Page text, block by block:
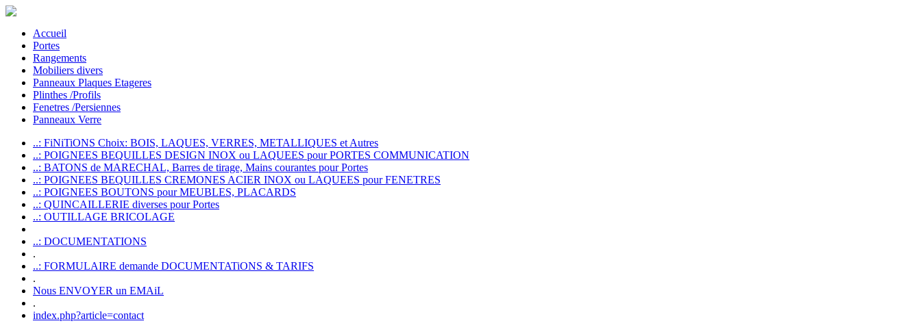
Accueil
Portes
Rangements
Mobiliers divers
Panneaux Plaques Etageres
Plinthes /Profils
Fenetres /Persiennes
Panneaux Verre
..: FiNiTiONS Choix: BOIS, LAQUES, VERRES, METALLIQUES et Autres
..: POIGNEES BEQUILLES DESIGN INOX ou LAQUEES pour PORTES COMMUNICATION
..: BATONS de MARECHAL, Barres de tirage, Mains courantes pour Portes
..: POIGNEES BEQUILLES CREMONES ACIER INOX ou LAQUEES pour FENETRES
..: POIGNEES BOUTONS pour MEUBLES, PLACARDS
..: QUINCAILLERIE diverses pour Portes
..: OUTILLAGE BRICOLAGE
..: DOCUMENTATIONS
.
..: FORMULAIRE demande DOCUMENTATiONS & TARIFS
.
Nous ENVOYER un EMAiL
.
index.php?article=contact